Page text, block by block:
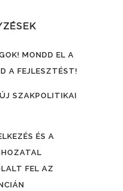
MONDD EL A
A FEJLESZTÉST!
SZAKPOLITIKAI
ÉS A
FEL AZ